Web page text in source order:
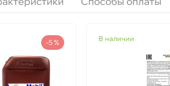
-5 % наличии
масло компрессорное